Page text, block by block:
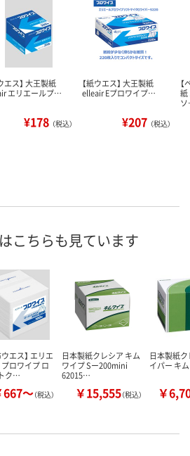
エス】 大王製紙
エリエールプ…
¥178 （税込）
【紙ウエス】 大王製紙
elleair Eプロワイプ…
¥207 （税込）
紙
こちらも見ています
ウエス】 エリエ
ロワイプ ロ
ク…
667～（税込）
日本製紙クレシア キム
ワイプ Sー200mini
62015…
￥15,555（税込）
日本製紙
イパー キ
￥